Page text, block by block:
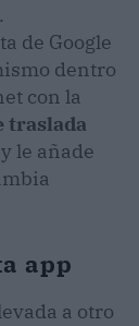
de Google
dentro
con la
traslada
y le añade
app
a otro